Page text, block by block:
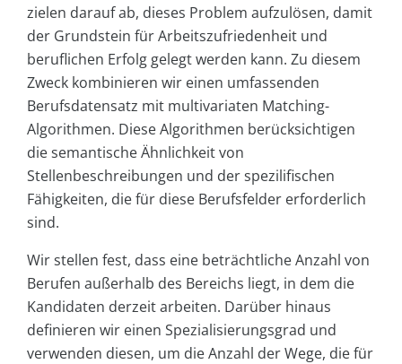
zielen darauf ab, dieses Problem aufzulösen, damit
der Grundstein für Arbeitszufriedenheit und
beruflichen Erfolg gelegt werden kann. Zu diesem
Zweck kombinieren wir einen umfassenden
Berufsdatensatz mit multivariaten Matching-
Algorithmen. Diese Algorithmen berücksichtigen
die semantische Ähnlichkeit von
Stellenbeschreibungen und der spezilifischen
Fähigkeiten, die für diese Berufsfelder erforderlich
sind.
Wir stellen fest, dass eine beträchtliche Anzahl von
Berufen außerhalb des Bereichs liegt, in dem die
Kandidaten derzeit arbeiten. Darüber hinaus
definieren wir einen Spezialisierungsgrad und
verwenden diesen, um die Anzahl der Wege, die für